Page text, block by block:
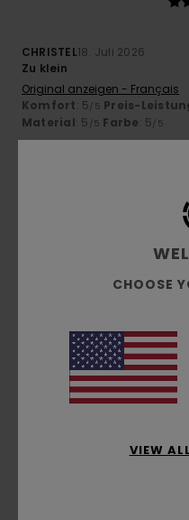
CHRISTEL18. Juli 2026
Zu klein
Original anzeigen - Français
Komfort: 5 /5 Preis-
Material: 5 /5 Farbe: 5 /5
weil es bequem ist
Material: 5/5 Farbe: 5/5
Ich empfehle dieses
5
CHOOSE
VIEW